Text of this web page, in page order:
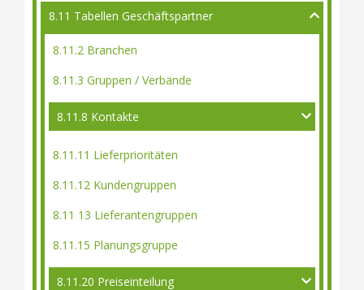
8.11 Tabellen Geschäftspartner
8.11.2 Branchen
8.11.3 Gruppen / Verbände
8.11.8 Kontakte
8.11.11 Lieferprioritäten
8.11.12 Kundengruppen
8.11 13 Lieferantengruppen
8.11.15 Planungsgruppe
8.11.20 Preiseinteilung